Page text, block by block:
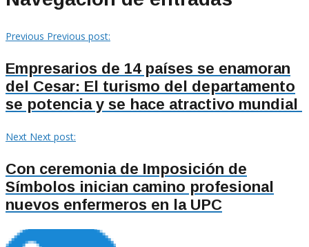
Previous Previous post:
Empresarios de 14 países se enamoran
del Cesar: El turismo del departamento
se potencia y se hace atractivo mundial
Next Next post:
Con ceremonia de Imposición de
Símbolos inician camino profesional
nuevos enfermeros en la UPC